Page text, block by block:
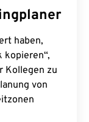
haben,
kopieren“,
Kollegen zu
von